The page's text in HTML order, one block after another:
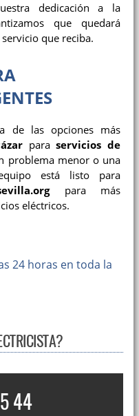
dedicación a la
que quedará
que reciba.
de las opciones más
paraservicios de
problema menor o una
está listo para
para más
eléctricos.
24 horas en toda la
44